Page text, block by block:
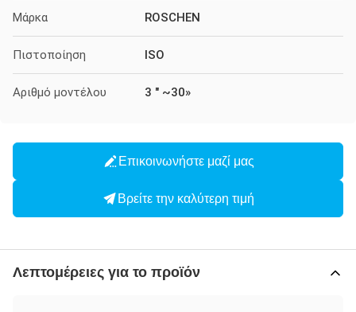
Μάρκα ROSCHEN
Πιστοποίηση ISO
Αριθμό μοντέλου 3 " ~30»
Επικοινωνήστε μαζί μας
Βρείτε την καλύτερη τιμή
Λεπτομέρειες για το προϊόν